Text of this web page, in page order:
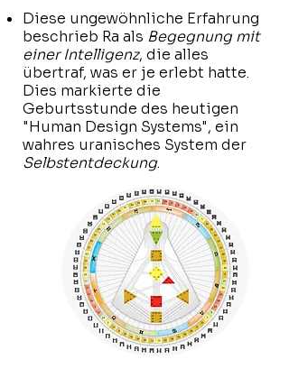
​Diese ungewöhnliche Erfahrung
beschrieb Ra als Begegnung mit
einer Intelligenz, die alles
übertraf, was er je erlebt hatte.
Dies markierte die
Geburtsstunde des heutigen
"Human Design Systems", ein
wahres uranisches System der
Selbstentdeckung.